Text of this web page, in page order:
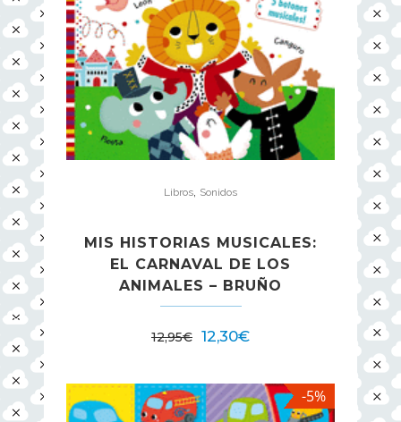
Libros Sonidos
MIS HISTORIAS MUSICALES:
EL CARNAVAL DE LOS
ANIMALES – BRUÑO
12,95€ 12,30€
-5%